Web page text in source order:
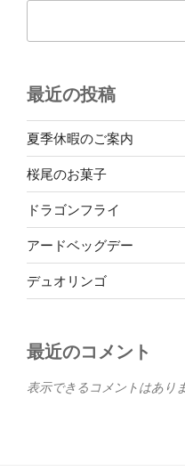
最近の投稿
夏季休暇のご案内
桜尾のお菓子
ドラゴンフライ
アードベッグデー
デュオリンゴ
最近のコメント
表示できるコメントはあり